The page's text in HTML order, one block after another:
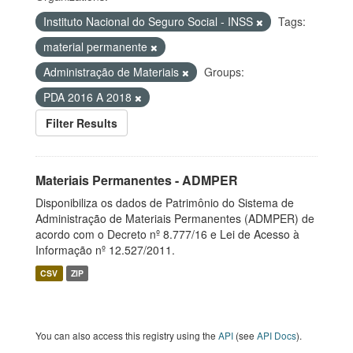
Instituto Nacional do Seguro Social - INSS
Tags:
material permanente
Administração de Materiais
Groups:
PDA 2016 A 2018
Filter Results
Materiais Permanentes - ADMPER
Disponibiliza os dados de Patrimônio do Sistema de
Administração de Materiais Permanentes (ADMPER) de
acordo com o Decreto nº 8.777/16 e Lei de Acesso à
Informação nº 12.527/2011.
CSV ZIP
You can also access this registry using the API (see API Docs).